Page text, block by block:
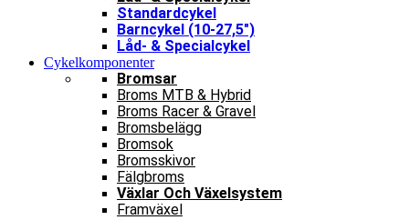
Standardcykel
Barncykel (10-27,5″)
Låd- & Specialcykel
Cykelkomponenter
Bromsar
Broms MTB & Hybrid
Broms Racer & Gravel
Bromsbelägg
Bromsok
Bromsskivor
Fälgbroms
Växlar Och Växelsystem
Framväxel